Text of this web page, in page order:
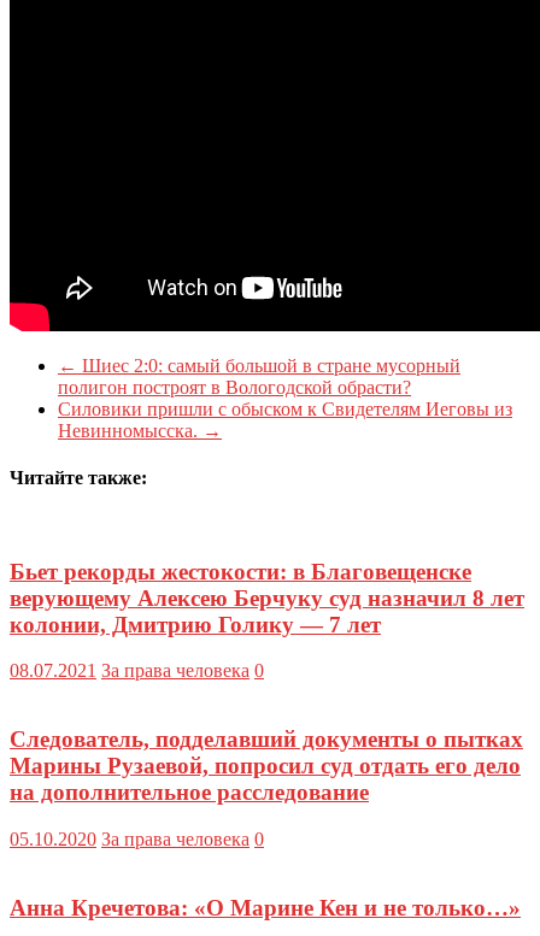
← Шиес 2:0: самый большой в стране мусорный
полигон построят в Вологодской обрасти?
Силовики пришли с обыском к Свидетелям Иеговы из
Невинномысска. →
Читайте также:
Бьет рекорды жестокости: в Благовещенске
верующему Алексею Берчуку суд назначил 8 лет
колонии, Дмитрию Голику — 7 лет
08.07.2021 За права человека 0
Следователь, подделавший документы о пытках
Марины Рузаевой, попросил суд отдать его дело
на дополнительное расследование
05.10.2020 За права человека 0
Анна Кречетова: «О Марине Кен и не только…»